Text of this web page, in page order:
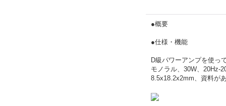
●概要
●仕様・機能
D級パワーアンプを使っ
モノラル、30W、20Hz-
8.5x18.2x2mm、資料が